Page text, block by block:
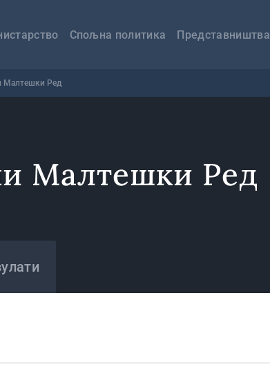
Спољна политика Представништва
Малтешки Ред
Малтешки Ред